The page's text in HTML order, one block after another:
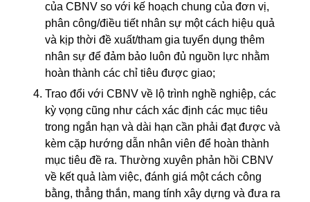
của CBNV so với kế hoạch chung của đơn vị,
phân công/điều tiết nhân sự một cách hiệu quả
và kịp thời đề xuất/tham gia tuyển dụng thêm
nhân sự để đảm bảo luôn đủ nguồn lực nhằm
hoàn thành các chỉ tiêu được giao;
Trao đổi với CBNV về lộ trình nghề nghiệp, các
kỳ vọng cũng như cách xác định các mục tiêu
trong ngắn hạn và dài hạn cần phải đạt được và
kèm cặp hướng dẫn nhân viên để hoàn thành
mục tiêu đề ra. Thường xuyên phản hồi CBNV
về kết quả làm việc, đánh giá một cách công
bằng, thẳng thắn, mang tính xây dựng và đưa ra